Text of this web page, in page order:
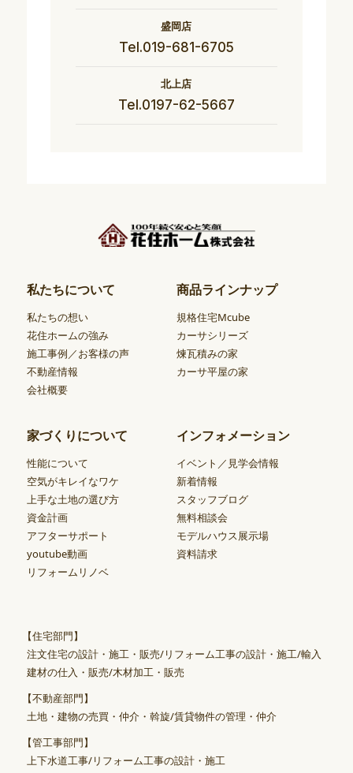
盛岡店
Tel.019-681-6705
北上店
Tel.0197-62-5667
私たちについて
私たちの想い
花住ホームの強み
施工事例／お客様の声
不動産情報
会社概要
商品ラインナップ
規格住宅Mcube
カーサシリーズ
煉瓦積みの家
カーサ平屋の家
家づくりについて
性能について
空気がキレイなワケ
上手な土地の選び方
資金計画
アフターサポート
youtube動画
リフォームリノベ
インフォメーション
イベント／見学会情報
新着情報
スタッフブログ
無料相談会
モデルハウス展示場
資料請求
【住宅部門】
注文住宅の設計・施工・販売/リフォーム工事の設計・施工/輸入
建材の仕入・販売/木材加工・販売
【不動産部門】
土地・建物の売買・仲介・斡旋/賃貸物件の管理・仲介
【管工事部門】
上下水道工事/リフォーム工事の設計・施工